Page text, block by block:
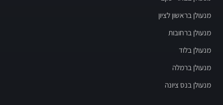
מנעולן בראשון לציון
מנעולן ברחובות
מנעולן בלוד
מנעולן ברמלה
מנעולן בנס ציונה